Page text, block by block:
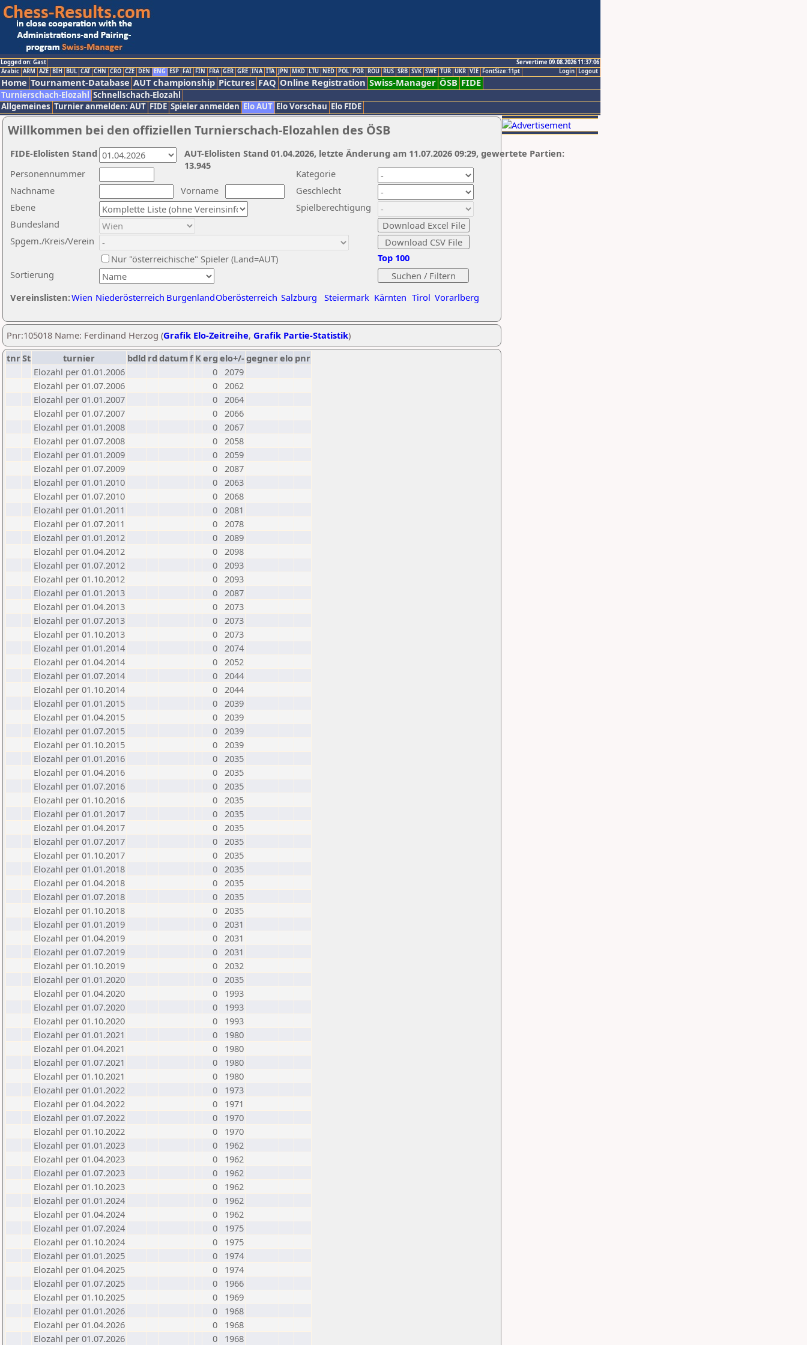
Logged on: Gast
Servertime 09.08.2026 11:37:06
Logout
Login
Arabic ARM AZE BIH BUL CAT CHN CRO CZE DEN ENG ESP FAI FIN FRA GER GRE INA ITA JPN MKD LTU NED POL POR ROU RUS SRB SVK SWE TUR UKR VIE FontSize:11pt
Home Tournament-Database AUT championship Pictures FAQ Online Registration Swiss-Manager ÖSB FIDE
Turnierschach-Elozahl Schnellschach-Elozahl
Allgemeines Turnier anmelden: AUT FIDE Spieler anmelden Elo AUT Elo Vorschau Elo FIDE
Willkommen bei den offiziellen Turnierschach-Elozahlen des ÖSB
Nachname
Vorname
Ebene
Kategorie
Sortierung
Personennummer
Bundesland
Spgem./Kreis/Verein
Geschlecht
Nur "österreichische" Spieler (Land=AUT)
Spielberechtigung
Vereinslisten:Wien Niederösterreich BurgenlandOberösterreich Salzburg Steiermark Kärnten Tirol Vorarlberg
Top 100
AUT-Elolisten Stand 01.04.2026, letzte Änderung am 11.07.2026 09:29, gewertete Partien:
13.945
FIDE-Elolisten Stand
Pnr:105018 Name: Ferdinand Herzog (Grafik Elo-Zeitreihe, Grafik Partie-Statistik)
tnrSt turnier bdld rd datumf Kerg elo+/-gegnerelo pnr
Elozahl per 01.01.2006
0 2079
Elozahl per 01.07.2006
0 2062
Elozahl per 01.01.2007
0 2064
Elozahl per 01.07.2007
0 2066
Elozahl per 01.01.2008
0 2067
Elozahl per 01.07.2008
0 2058
Elozahl per 01.01.2009
0 2059
Elozahl per 01.07.2009
0 2087
Elozahl per 01.01.2010
0 2063
Elozahl per 01.07.2010
0 2068
Elozahl per 01.01.2011
0 2081
Elozahl per 01.07.2011
0 2078
Elozahl per 01.01.2012
0 2089
Elozahl per 01.04.2012
0 2098
Elozahl per 01.07.2012
0 2093
Elozahl per 01.10.2012
0 2093
Elozahl per 01.01.2013
0 2087
Elozahl per 01.04.2013
0 2073
Elozahl per 01.07.2013
0 2073
Elozahl per 01.10.2013
0 2073
Elozahl per 01.01.2014
0 2074
Elozahl per 01.04.2014
0 2052
Elozahl per 01.07.2014
0 2044
Elozahl per 01.10.2014
0 2044
Elozahl per 01.01.2015
0 2039
Elozahl per 01.04.2015
0 2039
Elozahl per 01.07.2015
0 2039
Elozahl per 01.10.2015
0 2039
Elozahl per 01.01.2016
0 2035
Elozahl per 01.04.2016
0 2035
Elozahl per 01.07.2016
0 2035
Elozahl per 01.10.2016
0 2035
Elozahl per 01.01.2017
0 2035
Elozahl per 01.04.2017
0 2035
Elozahl per 01.07.2017
0 2035
Elozahl per 01.10.2017
0 2035
Elozahl per 01.01.2018
0 2035
Elozahl per 01.04.2018
0 2035
Elozahl per 01.07.2018
0 2035
Elozahl per 01.10.2018
0 2035
Elozahl per 01.01.2019
0 2031
Elozahl per 01.04.2019
0 2031
Elozahl per 01.07.2019
0 2031
Elozahl per 01.10.2019
0 2032
Elozahl per 01.01.2020
0 2035
Elozahl per 01.04.2020
0
1993
Elozahl per 01.07.2020
0
1993
Elozahl per 01.10.2020
0
1993
Elozahl per 01.01.2021
0
1980
Elozahl per 01.04.2021
0
1980
Elozahl per 01.07.2021
0
1980
Elozahl per 01.10.2021
0
1980
Elozahl per 01.01.2022
0
1973
Elozahl per 01.04.2022
0
1971
Elozahl per 01.07.2022
0
1970
Elozahl per 01.10.2022
0
1970
Elozahl per 01.01.2023
0
1962
Elozahl per 01.04.2023
0
1962
Elozahl per 01.07.2023
0
1962
Elozahl per 01.10.2023
0
1962
Elozahl per 01.01.2024
0
1962
Elozahl per 01.04.2024
0
1962
Elozahl per 01.07.2024
0
1975
Elozahl per 01.10.2024
0
1975
Elozahl per 01.01.2025
0
1974
Elozahl per 01.04.2025
0
1974
Elozahl per 01.07.2025
0
1966
Elozahl per 01.10.2025
0
1969
Elozahl per 01.01.2026
0
1968
Elozahl per 01.04.2026
0
1968
Elozahl per 01.07.2026
0 1968